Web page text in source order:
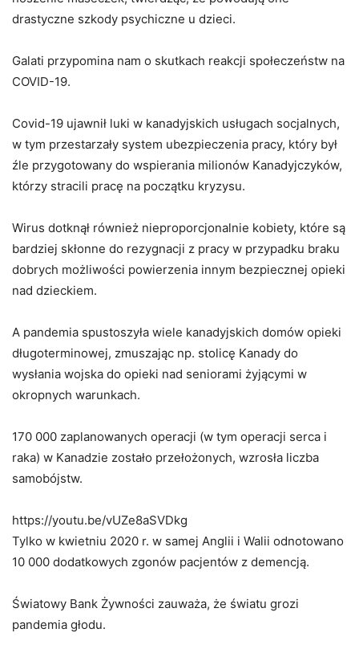
drastyczne szkody psychiczne u dzieci.
Galati przypomina nam o skutkach reakcji społeczeństw na
COVID-19.
Covid-19 ujawnił luki w kanadyjskich usługach socjalnych,
w tym przestarzały system ubezpieczenia pracy, który był
źle przygotowany do wspierania milionów Kanadyjczyków,
którzy stracili pracę na początku kryzysu.
Wirus dotknął również nieproporcjonalnie kobiety, które są
bardziej skłonne do rezygnacji z pracy w przypadku braku
dobrych możliwości powierzenia innym bezpiecznej opieki
nad dzieckiem.
A pandemia spustoszyła wiele kanadyjskich domów opieki
długoterminowej, zmuszając np. stolicę Kanady do
wysłania wojska do opieki nad seniorami żyjącymi w
okropnych warunkach.
170 000 zaplanowanych operacji (w tym operacji serca i
raka) w Kanadzie zostało przełożonych, wzrosła liczba
samobójstw.
https://youtu.be/vUZe8aSVDkg
Tylko w kwietniu 2020 r. w samej Anglii i Walii odnotowano
10 000 dodatkowych zgonów pacjentów z demencją.
Światowy Bank Żywności zauważa, że światu grozi
pandemia głodu.